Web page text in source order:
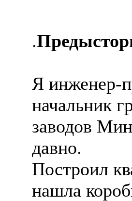
.
Я инженер-
начальник
заводов
давно.
Построил
нашла